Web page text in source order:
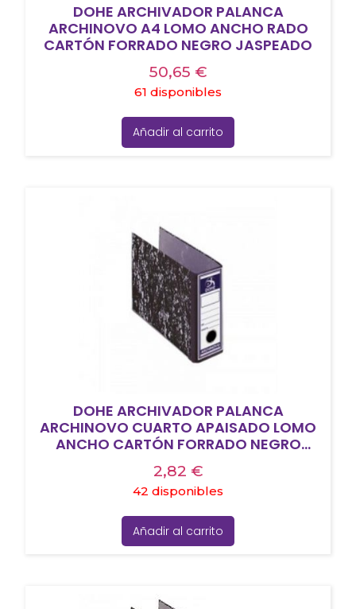
DOHE ARCHIVADOR PALANCA
ARCHINOVO A4 LOMO ANCHO RADO
CARTÓN FORRADO NEGRO JASPEADO
50,65 €
61 disponibles
Añadir al carrito
DOHE ARCHIVADOR PALANCA
ARCHINOVO CUARTO APAISADO LOMO
ANCHO CARTÓN FORRADO NEGRO
2,82 €
42 disponibles
Añadir al carrito